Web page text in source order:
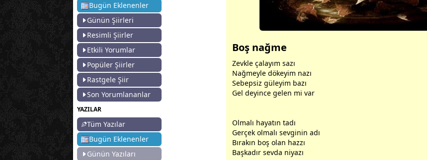
Bugün Eklenenler
Günün Şiirleri
Resimli Şiirler
Etkili Yorumlar
Popüler Şiirler
Rastgele Şiir
Son Yorumlananlar
YAZILAR
Tüm Yazılar
Bugün Eklenenler
Günün Yazıları
Boş nağme
Zevkle çalayım sazı
Nağmeyle dökeyim nazı
Sebepsiz güleyim bazı
Gel deyince gelen mi var
Olmalı hayatın tadı
Gerçek olmalı sevginin adı
Bırakın boş olan hazzı
Başkadır sevda niyazı